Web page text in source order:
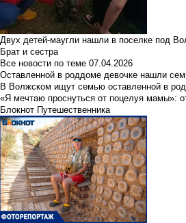
Двух детей-маугли нашли в поселке под
Брат и сестра
Все новости по теме 07.04.2026
Оставленной в роддоме девочке нашли
В Волжском ищут семью оставленной в
«Я мечтаю проснуться от поцелуя мамы»:
Блокнот Путешественника